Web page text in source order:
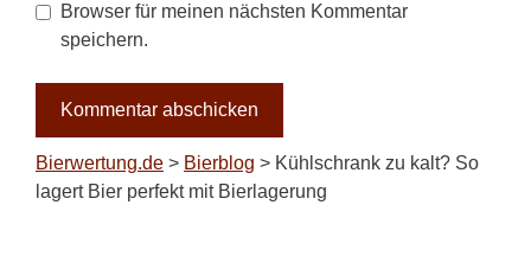
Browser für meinen nächsten Kommentar
speichern.
Bierwertung.de > Bierblog > Kühlschrank zu kalt? So
lagert Bier perfekt mit Bierlagerung